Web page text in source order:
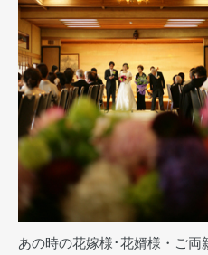
あの時の花嫁様･花婿様・ご両